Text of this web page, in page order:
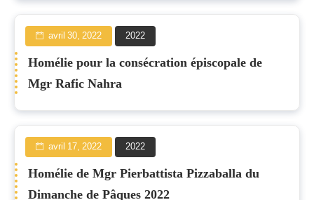
avril 30, 2022 2022
Homélie pour la consécration épiscopale de
Mgr Rafic Nahra
avril 17, 2022 2022
Homélie de Mgr Pierbattista Pizzaballa du
Dimanche de Pâques 2022